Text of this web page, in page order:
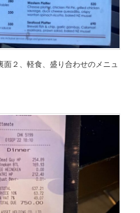
面２、軽食、盛り合わせのメニュ